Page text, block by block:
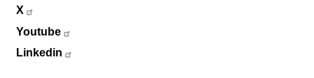
X
Youtube
Linkedin